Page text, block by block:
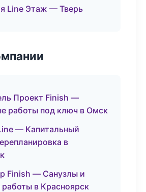
Line Этаж — Тверь
Проект Finish —
работы под ключ в Омск
— Капитальный
в
Finish — Санузлы и
в Красноярск